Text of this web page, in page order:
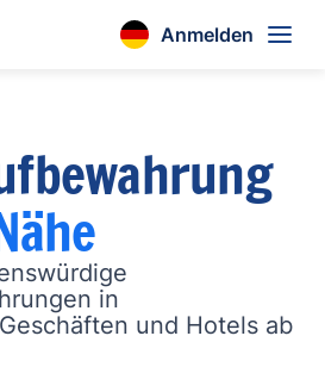
Anmelden
in
und Hotels ab